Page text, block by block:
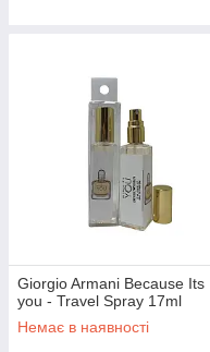
Giorgio Armani Because Its
you - Travel Spray 17ml
Немає в наявності